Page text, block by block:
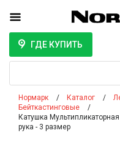
ГДЕ КУПИТЬ
Нормарк Каталог
Бейткастинговые
Катушка
рука - 3 размер